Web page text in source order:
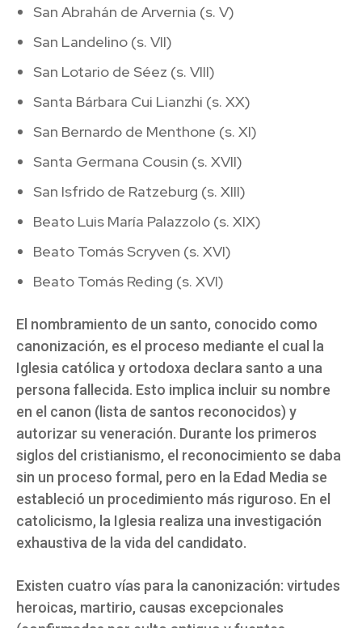
San Abrahán de Arvernia (s. V)
San Landelino (s. VII)
San Lotario de Séez (s. VIII)
Santa Bárbara Cui Lianzhi (s. XX)
San Bernardo de Menthone (s. XI)
Santa Germana Cousin (s. XVII)
San Isfrido de Ratzeburg (s. XIII)
Beato Luis María Palazzolo (s. XIX)
Beato Tomás Scryven (s. XVI)
Beato Tomás Reding (s. XVI)
El nombramiento de un santo, conocido como
canonización, es el proceso mediante el cual la
Iglesia católica y ortodoxa declara santo a una
persona fallecida. Esto implica incluir su nombre
en el canon (lista de santos reconocidos) y
autorizar su veneración. Durante los primeros
siglos del cristianismo, el reconocimiento se daba
sin un proceso formal, pero en la Edad Media se
estableció un procedimiento más riguroso. En el
catolicismo, la Iglesia realiza una investigación
exhaustiva de la vida del candidato.
Existen cuatro vías para la canonización: virtudes
heroicas, martirio, causas excepcionales